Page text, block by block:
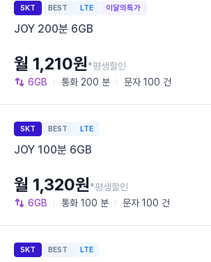
SKT BEST LTE 이달의특가
JOY 200분 6GB
6GB 통화 200 분 문자 100 건
월 1,210원*평생할인
SKT BEST LTE
JOY 100분 6GB
6GB 통화 100 분 문자 100 건
월 1,320원*평생할인
SKT BEST LTE